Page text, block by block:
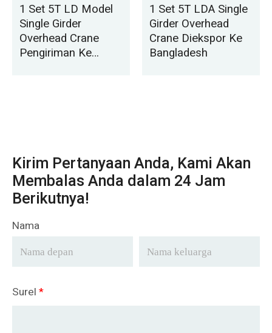
1 Set 5T LD Model
Single Girder
Overhead Crane
Pengiriman Ke
1 Set 5T LDA Single
Girder Overhead
Crane Diekspor Ke
Bangladesh
Kirim Pertanyaan Anda, Kami Akan
Membalas Anda dalam 24 Jam
Berikutnya!
Nama
Surel *